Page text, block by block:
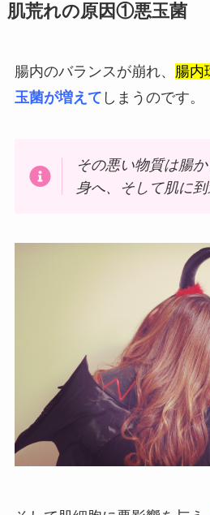
肌荒れの原因①悪玉菌
腸内のバランスが崩れ、 腸内
玉菌が増えて しまうのです。
その悪い物質は腸
身へ、そして肌に到